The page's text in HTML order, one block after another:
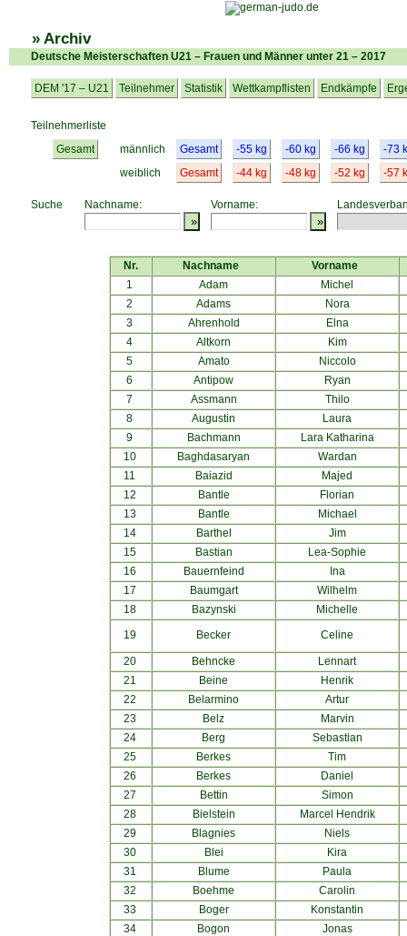
» Archiv
Deutsche Meisterschaften U21 – Frauen und Männer unter 21 – 2017
DEM '17 – U21 Teilnehmer Statistik Wettkampflisten Endkämpfe
Teilnehmerliste
Gesamt
männlich
weiblich
Gesamt
Gesamt
-55 kg -60 kg -66 kg
-73
-44 kg
-48 kg -52 kg -57
Suche Nachname: Vorname:
Nr. Nachname
Vorname
1
Adam
Michel
2
Adams
Nora
3
Ahrenhold
Elna
4
Altkorn
Kim
5
Amato
Niccolo
6
Antipow
Ryan
7
Assmann
Thilo
8
Augustin
Laura
9
Bachmann
Lara Katharina
10
Baghdasaryan
Wardan
11
Baiazid
Majed
12
Bantle
Florian
13
Bantle
Michael
14
Barthel
Jim
15
Bastian
Lea-Sophie
16
Bauernfeind
Ina
17
Baumgart
Wilhelm
18
Bazynski
Michelle
19
Becker Celine
20 Behncke
Lennart
21
Beine
Henrik
22
Belarmino
Artur
23
Belz
Marvin
24
Berg
Sebastian
25
Berkes
Tim
26
Berkes
Daniel
27
Bettin
Simon
28
Bielstein
Marcel Hendrik
29
Blagnies
Niels
30
Blei
Kira
31
Blume
Paula
32
Boehme
Carolin
33
Boger
Konstantin
34
Bogon
Jonas